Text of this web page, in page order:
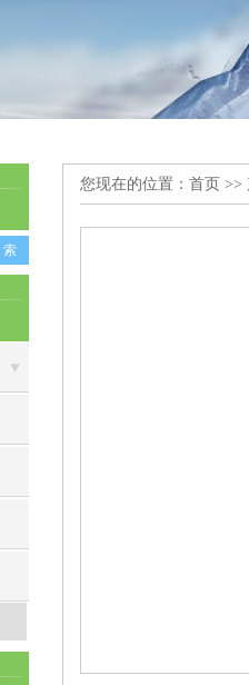
您现在的位置： 首页 >>